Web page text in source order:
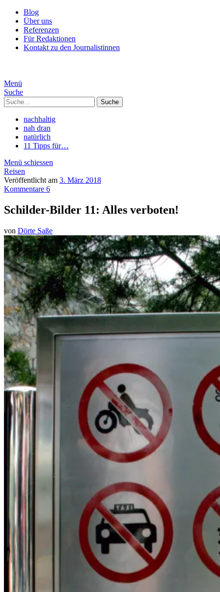
Blog
Über uns
Referenzen
Für Redaktionen
Kontakt zu den Journalistinnen
Menü
Suche
Suche
nachhaltig
nah dran
natürlich
11 Tipps für…
Menü schiessen
Reisen
Veröffentlicht am 3. März 2018
Kommentare 6
Schilder-Bilder 11: Alles verboten!
von Dörte Saße